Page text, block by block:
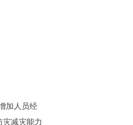
加人员经
灾减灾能力